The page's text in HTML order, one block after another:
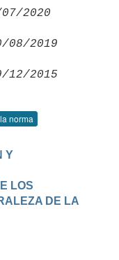
2020
norma
Y
LOS
DE LA